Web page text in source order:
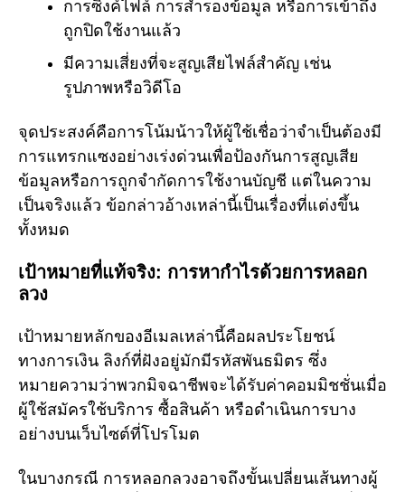
การซิงค์ไฟล์ การสำรองข้อมูล หรือการเข้าถึง
ถูกปิดใช้งานแล้ว
มีความเสี่ยงที่จะสูญเสียไฟล์สำคัญ เช่น
รูปภาพหรือวิดีโอ
จุดประสงค์คือการโน้มน้าวให้ผู้ใช้เชื่อว่าจำเป็นต้องมี
การแทรกแซงอย่างเร่งด่วนเพื่อป้องกันการสูญเสีย
ข้อมูลหรือการถูกจำกัดการใช้งานบัญชี แต่ในความ
เป็นจริงแล้ว ข้อกล่าวอ้างเหล่านี้เป็นเรื่องที่แต่งขึ้น
ทั้งหมด
เป้าหมายที่แท้จริง: การหากำไรด้วยการหลอก
ลวง
เป้าหมายหลักของอีเมลเหล่านี้คือผลประโยชน์
ทางการเงิน ลิงก์ที่ฝังอยู่มักมีรหัสพันธมิตร ซึ่ง
หมายความว่าพวกมิจฉาชีพจะได้รับค่าคอมมิชชั่นเมื่อ
ผู้ใช้สมัครใช้บริการ ซื้อสินค้า หรือดำเนินการบาง
อย่างบนเว็บไซต์ที่โปรโมต
ในบางกรณี การหลอกลวงอาจถึงขั้นเปลี่ยนเส้นทางผู้